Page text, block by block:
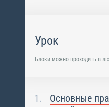
Урок
Блоки можно проходить в
Основные